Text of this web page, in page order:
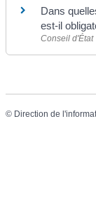
Dans
est-il
Conseil d'État
© Direction de